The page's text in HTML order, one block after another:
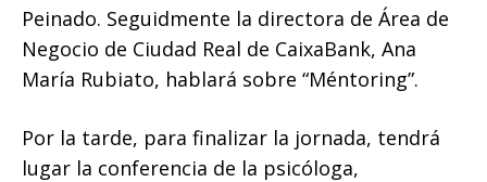
Peinado. Seguidmente la directora de Área de
Negocio de Ciudad Real de CaixaBank, Ana
María Rubiato, hablará sobre “Méntoring”.
Por la tarde, para finalizar la jornada, tendrá
lugar la conferencia de la psicóloga,